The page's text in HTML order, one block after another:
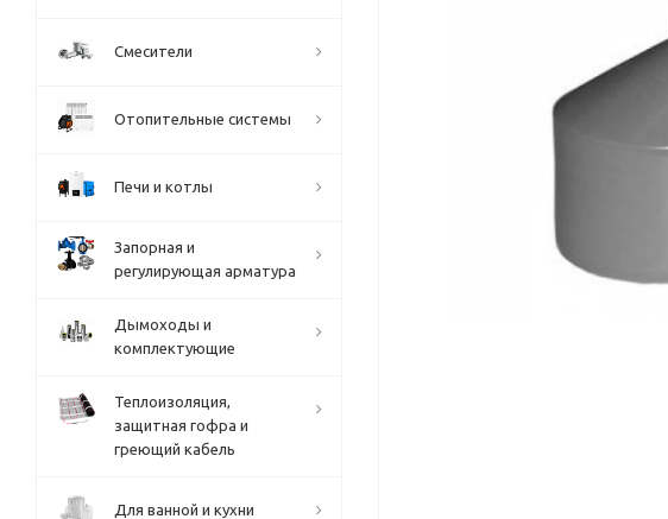
Смесители
Отопительные системы
Печи и котлы
Запорная и
регулирующая арматура
Дымоходы и
комплектующие
Теплоизоляция,
защитная гофра и
греющий кабель
Для ванной и кухни